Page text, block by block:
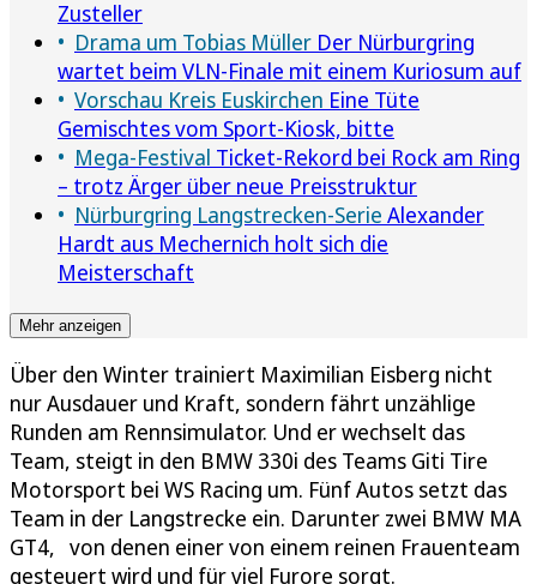
Zusteller
Drama um Tobias Müller Der Nürburgring
wartet beim VLN-Finale mit einem Kuriosum auf
Vorschau Kreis Euskirchen Eine Tüte
Gemischtes vom Sport-Kiosk, bitte
Mega-Festival Ticket-Rekord bei Rock am Ring
– trotz Ärger über neue Preisstruktur
Nürburgring Langstrecken-Serie Alexander
Hardt aus Mechernich holt sich die
Meisterschaft
Mehr anzeigen
Über den Winter trainiert Maximilian Eisberg nicht
nur Ausdauer und Kraft, sondern fährt unzählige
Runden am Rennsimulator. Und er wechselt das
Team, steigt in den BMW 330i des Teams Giti Tire
Motorsport bei WS Racing um. Fünf Autos setzt das
Team in der Langstrecke ein. Darunter zwei BMW MA
GT4, von denen einer von einem reinen Frauenteam
gesteuert wird und für viel Furore sorgt.